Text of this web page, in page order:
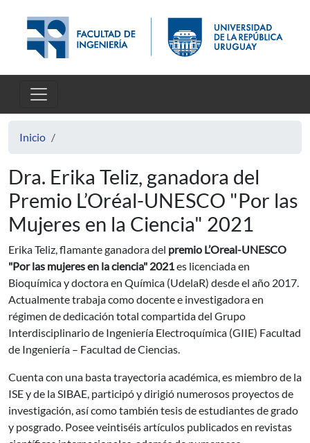
Inicio
Dra. Erika Teliz, ganadora del
Premio L’Oréal-UNESCO "Por las
Mujeres en la Ciencia" 2021
Erika Teliz, flamante ganadora del premio L’Oreal-UNESCO
"Por las mujeres en la ciencia" 2021es licenciada en
Bioquímica y doctora en Química (UdelaR) desde el año 2017.
Actualmente trabaja como docente e investigadora en
régimen de dedicación total compartida del Grupo
Interdisciplinario de Ingeniería Electroquímica (GIIE) Facultad
de Ingeniería – Facultad de Ciencias.
Cuenta con una basta trayectoria académica, es miembro de la
ISE y de la SIBAE, participó y dirigió numerosos proyectos de
investigación, así como también tesis de estudiantes de grado
y posgrado. Posee veintiséis artículos publicados en revistas